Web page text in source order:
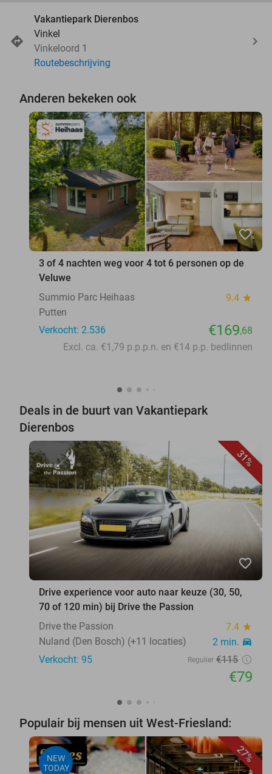
Vakantiepark Dierenbos
Vinkel
Vinkeloord 1
Routebeschrijving
Anderen bekeken ook
favorite_border
3 of 4 nachten weg voor 4 tot 6 personen op de
Veluwe
Summio Parc Heihaas
9.4 star
Putten
Verkocht: 2.536
€169,68
Excl. ca. €1,79 p.p.p.n. en €14 p.p. bedlinnen
Deals in de buurt van Vakantiepark
Dierenbos
31%
favorite_border
Drive experience voor auto naar keuze (30, 50,
70 of 120 min) bij Drive the Passion
Drive the Passion
7.4 star
Nuland (Den Bosch) (+11 locaties) 2 min. directions_car
Verkocht: 95 Regulier €115
€79
Populair bij mensen uit West-Friesland:
27%
NEW
TODAY